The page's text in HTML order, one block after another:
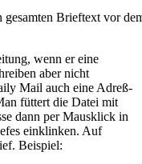
Brieftext vor
wenn er eine
aber nicht
Mail auch eine Adreß-
füttert die Datei mit
dann per Mausklick in
einklinken. Auf
Beispiel: